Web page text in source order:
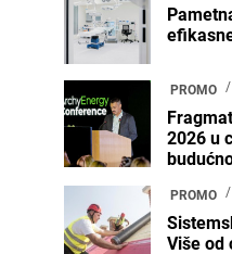
PROMO
2026 u
PROMO
Više od